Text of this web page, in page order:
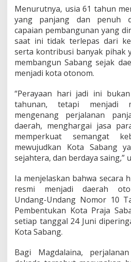
h
Menurutnya, usia 61 tahun
yang panjang dan penuh
capaian pembangunan yang
saat ini tidak terlepas dari
serta kontribusi banyak pihak
membangun Sabang sejak
menjadi kota otonom.
“Perayaan hari jadi ini
tahunan, tetapi menjadi
mengenang perjalanan
daerah, menghargai jasa
memperkuat semangat
mewujudkan Kota Sabang
sejahtera, dan berdaya saing,”
Ia menjelaskan bahwa secara
resmi menjadi daerah
Undang-Undang Nomor 10
Pembentukan Kota Praja
setiap tanggal 24 Juni
Kota Sabang.
Bagi Magdalaina,